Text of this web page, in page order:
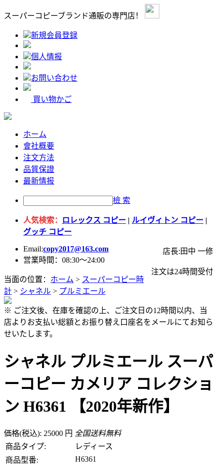
スーパーコピーブランド通販の専門店！
新規会員登録
個人情报
お問い合わせ
買い物かご
ホーム
會社概要
注文方法
品質保證
最新情报
檢 索
人気検索： ロレックス コピー | ルイヴィトン コピー |
グッチ コピー
Email:copy2017@163.com
店長:田中 一修
営業時間：08:30～24:00
注文は24時間受付
当面の位置： ホーム > スーパーコピー時
計 > シャネル > プルミエール
※ ご注文後、在庫を確認の上、ご注文日の12時間以内、当
店よりお支払い総額とお振り替え口座名をメールにてお知ら
せいたします。
シャネル プルミエール スーパ
ーコピー カメリア コレクショ
ン H6361 【2020年新作】
価格(税込): 25000 円 全国送料無料
商品タイプ:
レディース
商品型番:
H6361